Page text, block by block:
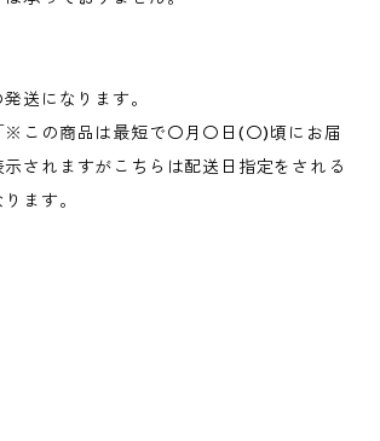
送になります。
※この商品は最短で〇月〇日(〇)頃にお届
されますがこちらは配送日指定をされる
ます。